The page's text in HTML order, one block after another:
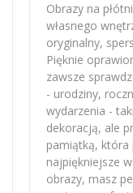
Obrazy na
własnego
oryginalny,
Pięknie
zawsze
- urodziny,
wydarzenia -
dekoracją, ale
pamiątką, która
najpiękniejsze
obrazy, masz